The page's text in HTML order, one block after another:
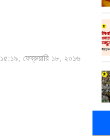
১৫:১৯, ফেব্রুয়ারি ১৮, ২০১৬